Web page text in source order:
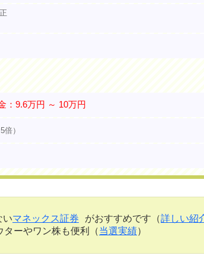
：9.6万円 ～ 10万円
倍）
いマネックス証券 がおすすめです（詳しい紹
ターやワン株も便利（当選実績）